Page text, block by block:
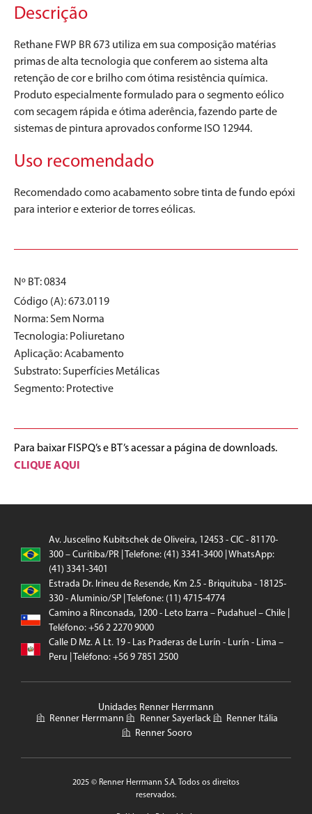
Descrição
Rethane FWP BR 673 utiliza em sua composição matérias
primas de alta tecnologia que conferem ao sistema alta
retenção de cor e brilho com ótima resistência química.
Produto especialmente formulado para o segmento eólico
com secagem rápida e ótima aderência, fazendo parte de
sistemas de pintura aprovados conforme ISO 12944.
Uso recomendado
Recomendado como acabamento sobre tinta de fundo epóxi
para interior e exterior de torres eólicas.
Nº BT: 0834
Código (A): 673.0119
Norma:Sem Norma
Tecnologia: Poliuretano
Aplicação:Acabamento
Substrato:Superfícies Metálicas
Segmento: Protective
Para baixar FISPQ’s e BT’s acessar a página de downloads.
CLIQUE AQUI
Av. Juscelino Kubitschek de Oliveira, 12453 - CIC - 81170-
300 – Curitiba/PR | Telefone: (41) 3341-3400 | WhatsApp:
(41) 3341-3401
Estrada Dr. Irineu de Resende, Km 2.5 - Briquituba - 18125-
330 - Aluminio/SP | Telefone: (11) 4715-4774
Camino a Rinconada, 1200 - Leto Izarra – Pudahuel – Chile |
Teléfono: +56 2 2270 9000
Calle D Mz. A Lt. 19 - Las Praderas de Lurín - Lurín - Lima –
Peru | Teléfono: +56 9 7851 2500
Unidades Renner Herrmann
Renner Herrmann
Renner Sayerlack
Renner Itália
Renner Sooro
2025 © Renner Herrmann S.A. Todos os direitos
reservados.